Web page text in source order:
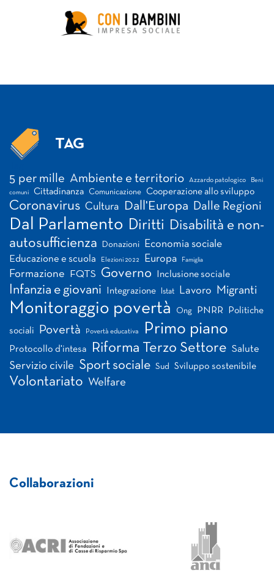
TAG
5 per mille Ambiente e territorio Azzardo patologico Beni
comuni Cittadinanza Comunicazione Cooperazione allo sviluppo
Coronavirus Cultura Dall'Europa Dalle Regioni
Dal Parlamento Diritti
Disabilità e non-
autosufficienza
Donazioni Economia sociale
Educazione e scuola Elezioni 2022 Europa Famiglia
Formazione FQTS Governo Inclusione sociale
Infanzia e giovani Integrazione Istat Lavoro Migranti
Monitoraggio povertà Ong PNRR Politiche
sociali Povertà Povertà educativa Primo piano
Protocollo d'intesa Riforma Terzo Settore Salute
Servizio civile Sport sociale Sud Sviluppo sostenibile
Volontariato Welfare
Collaborazioni